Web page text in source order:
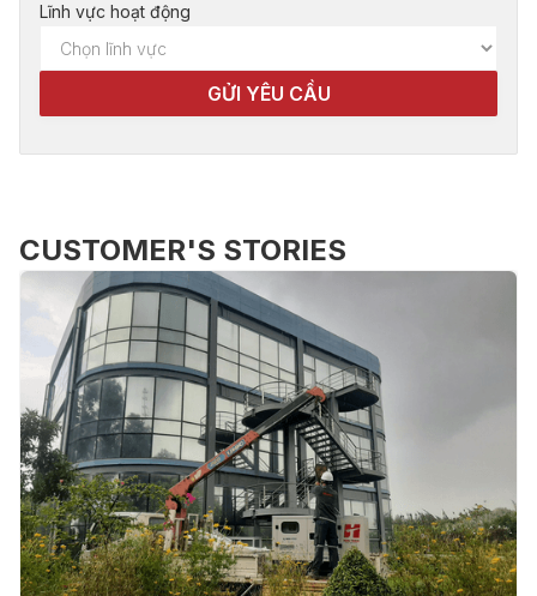
Lĩnh vực hoạt động
CUSTOMER'S STORIES